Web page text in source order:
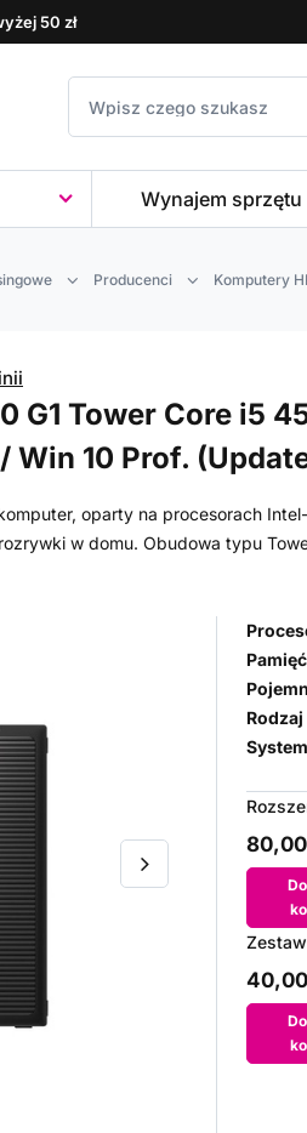
50 zł
Wynajem sprzętu
Producenci Komputery
G1 Tower Core i5
Win 10 Prof.
oparty na procesorach
w domu. Obudowa typu
80,00
40,00